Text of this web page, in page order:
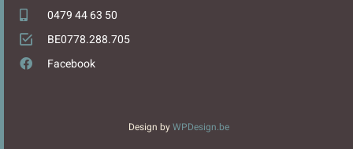
0479 44 63 50
BE0778.288.705
Facebook
Design byWPDesign.be